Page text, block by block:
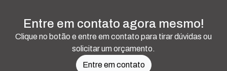
Entre em contato agora mesmo!
Clique no botão e entre em contato para tirar dúvidas ou
solicitar um orçamento.
Entre em contato